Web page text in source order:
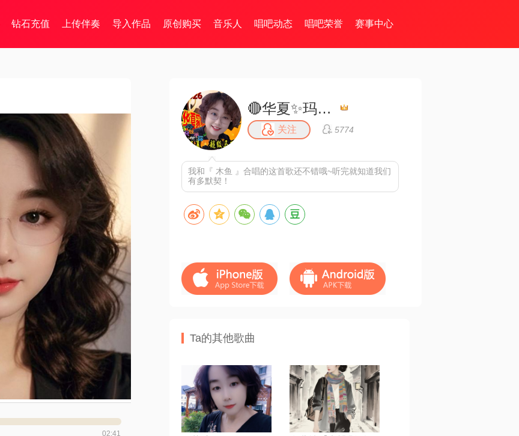
钻石充值 上传伴奏 导入作品 原创购买 音乐人 唱吧动态 唱吧荣誉 赛事中心
02:41
🔴华夏✨玛丽💎⁵⁶⁵¹⁰¹
关注 5774
我和『 木鱼 』合唱的这首歌还不错哦~听完就知道我们
有多默契！
Ta的其他歌曲